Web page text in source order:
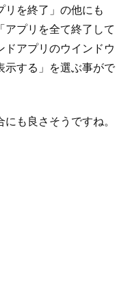
リを終了」の他にも
アプリを全て終了して
ドアプリのウインドウ
示する」を選ぶ事がで
も良さそうですね。